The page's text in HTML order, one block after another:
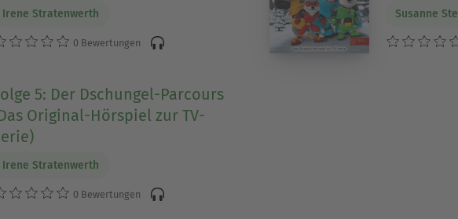
Irene Stratenwerth
0 Bewertungen
Susanne
5: Der Dschungel-Parcours
Original-Hörspiel zur TV-
Irene Stratenwerth
0 Bewertungen